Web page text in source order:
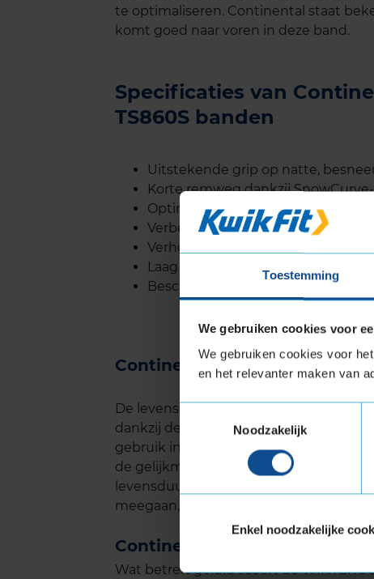
Toestemming
We gebruiken cookies voor
We gebruiken cookies voor
en het relevanter maken van
Noodzakelijk
Enkel noodzakelijke
te optimaliseren. Continental staat
komt goed naar voren in deze band.
Specificaties van
TS860S banden
Uitstekende grip op natte,
Korte remweg dankzij
Optimale handling voor sportieve
Verbeterde tractie op sneeuw
Verhoogde stabiliteit bij hoge
Laag brandstofverbruik door
Beschikbaar in verschillende
Continental
De levensduur van de Continental
dankzij de duurzame
gebruik in winterse omstandigheden.
de gelijkmatige drukverdeling over het
levensduur. Onder normale
meegaan, afhankelijk van je rijstijl en
Continental WINTERCONTACT
Wat betreft geluid scoort de